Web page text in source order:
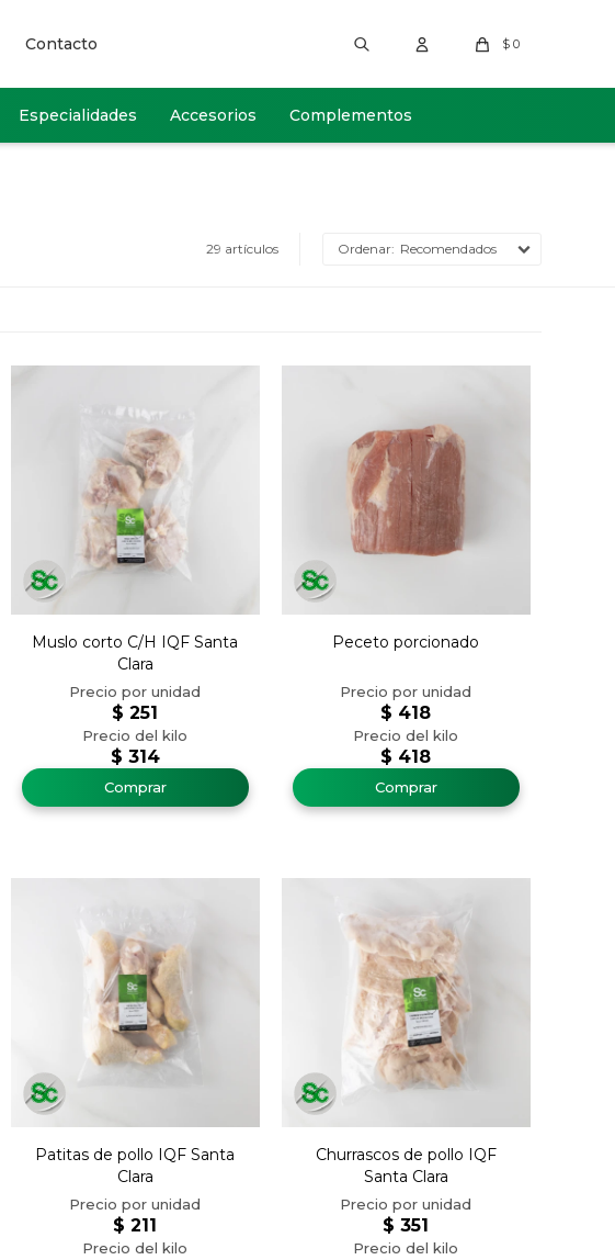
Especialidades Accesorios Complementos
$ 0
Contacto
29 artículos Recomendados
Muslo corto C/H IQF Santa
Clara
$ 314
$ 251
Peceto porcionado
$ 418
$ 418
Patitas de pollo IQF Santa
Clara
$ 211
Churrascos de pollo IQF
Santa Clara
$ 351